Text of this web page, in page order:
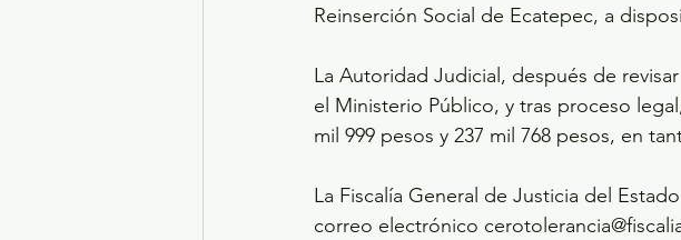
Reinserción Social de Ecatepec, a
La Autoridad Judicial, después de
el Ministerio Público, y tras proceso
mil 999 pesos y 237 mil 768 pesos, en
La Fiscalía General de Justicia del
correo electrónico